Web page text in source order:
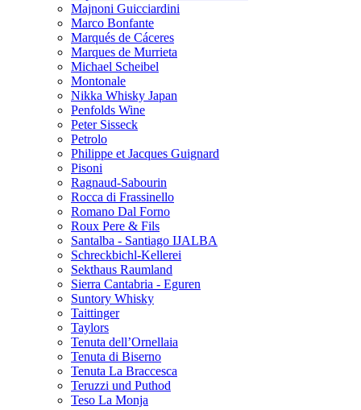
Majnoni Guicciardini
Marco Bonfante
Marqués de Cáceres
Marques de Murrieta
Michael Scheibel
Montonale
Nikka Whisky Japan
Penfolds Wine
Peter Sisseck
Petrolo
Philippe et Jacques Guignard
Pisoni
Ragnaud-Sabourin
Rocca di Frassinello
Romano Dal Forno
Roux Pere & Fils
Santalba - Santiago IJALBA
Schreckbichl-Kellerei
Sekthaus Raumland
Sierra Cantabria - Eguren
Suntory Whisky
Taittinger
Taylors
Tenuta dell’Ornellaia
Tenuta di Biserno
Tenuta La Braccesca
Teruzzi und Puthod
Teso La Monja